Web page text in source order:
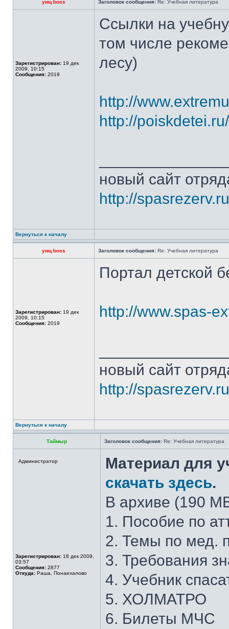
умц boss Заголовок сообщения: Re: Учебная литература
Зарегистрирован: 19 дек
2009, 10:15
Сообщения: 2019
Ссылки на
том числе
лесу)
http://
http://
новый сайт
http://
Вернуться к началу
умц boss Заголовок сообщения: Re: Учебная литература
Зарегистрирован: 19 дек
2009, 10:15
Сообщения: 2019
Портал детской
http://www.spas-
новый сайт
http://
Вернуться к началу
Таймыр Заголовок сообщения: Re: Учебная литература
Администратор
Зарегистрирован: 18 дек 2009,
03:57
Сообщения: 2877
Откуда: Раша, Понаехалово
Материал для
скачать здесь.
В архиве (190
1. Пособие по
2. Темы по мед.
3. Требования
4. Учебник
5. ХОЛМАТРО
6. Билеты МЧС